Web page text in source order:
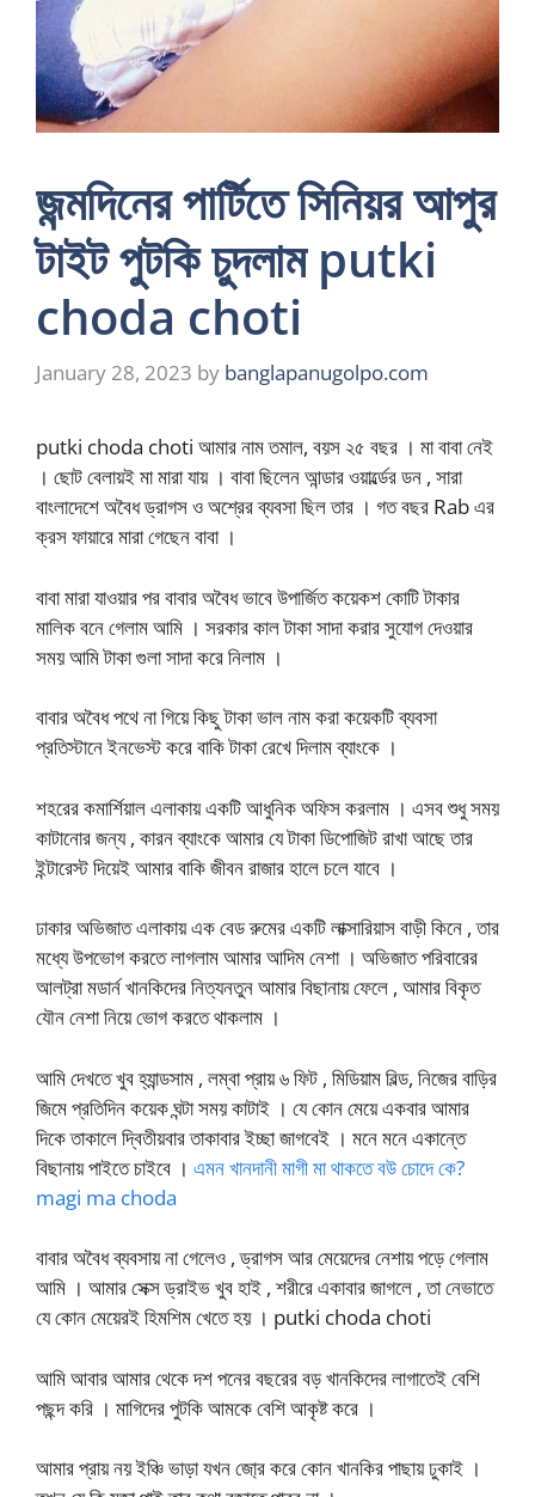
জন্মদিনের পার্টিতে সিনিয়র আপুর
টাইট পুটকি চুদলাম putki
choda choti
January 28, 2023 by banglapanugolpo.com
putki choda choti আমার নাম তমাল, বয়স ২৫ বছর । মা বাবা নেই
। ছোট বেলায়ই মা মারা যায় । বাবা ছিলেন আন্ডার ওয়ার্ল্ডের ডন , সারা
বাংলাদেশে অবৈধ ড্রাগস ও অশ্রের ব্যবসা ছিল তার । গত বছর Rab এর
ক্রস ফায়ারে মারা গেছেন বাবা ।
বাবা মারা যাওয়ার পর বাবার অবৈধ ভাবে উপার্জিত কয়েকশ কোটি টাকার
মালিক বনে গেলাম আমি । সরকার কাল টাকা সাদা করার সুযোগ দেওয়ার
সময় আমি টাকা গুলা সাদা করে নিলাম ।
বাবার অবৈধ পথে না গিয়ে কিছু টাকা ভাল নাম করা কয়েকটি ব্যবসা
প্রতিস্টানে ইনভেস্ট করে বাকি টাকা রেখে দিলাম ব্যাংকে ।
শহরের কমার্শিয়াল এলাকায় একটি আধুনিক অফিস করলাম । এসব শুধু সময়
কাটানোর জন্য , কারন ব্যাংকে আমার যে টাকা ডিপোজিট রাখা আছে তার
ইন্টারেস্ট দিয়েই আমার বাকি জীবন রাজার হালে চলে যাবে ।
ঢাকার অভিজাত এলাকায় এক বেড রুমের একটি লাক্সারিয়াস বাড়ী কিনে , তার
মধ্যে উপভোগ করতে লাগলাম আমার আদিম নেশা । অভিজাত পরিবারের
আলট্রা মডার্ন খানকিদের নিত্যনতুন আমার বিছানায় ফেলে , আমার বিকৃত
যৌন নেশা নিয়ে ভোগ করতে থাকলাম ।
আমি দেখতে খুব হ্যান্ডসাম , লম্বা প্রায় ৬ ফিট , মিডিয়াম বিল্ড, নিজের বাড়ির
জিমে প্রতিদিন কয়েক ঘন্টা সময় কাটাই । যে কোন মেয়ে একবার আমার
দিকে তাকালে দ্বিতীয়বার তাকাবার ইচ্ছা জাগবেই । মনে মনে একান্তে
বিছানায় পাইতে চাইবে । এমন খানদানী মাগী মা থাকতে বউ চোদে কে?
magi ma choda
বাবার অবৈধ ব্যবসায় না গেলেও , ড্রাগস আর মেয়েদের নেশায় পড়ে গেলাম
আমি । আমার সেক্স ড্রাইভ খুব হাই , শরীরে একাবার জাগলে , তা নেভাতে
যে কোন মেয়েরই হিমশিম খেতে হয় । putki choda choti
আমি আবার আমার থেকে দশ পনের বছরের বড় খানকিদের লাগাতেই বেশি
পছন্দ করি । মাগিদের পুটকি আমকে বেশি আকৃষ্ট করে ।
আমার প্রায় নয় ইঞ্চি ভাড়া যখন জো্র করে কোন খানকির পাছায় ঢুকাই ।